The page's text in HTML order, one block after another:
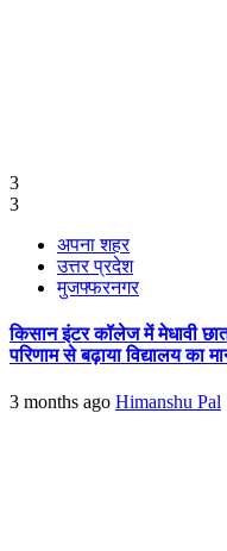
3
3
अपना शहर
उत्तर प्रदेश
मुजफ्फरनगर
किसान इंटर कॉलेज में मेधावी
परिणाम से बढ़ाया विद्यालय का
3 months ago Himanshu Pal